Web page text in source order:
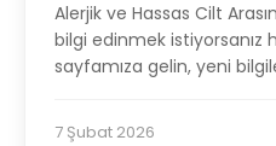
Alerjik ve Hassas Cilt
bilgi edinmek
sayfamıza gelin, yeni
7 Şubat 2026